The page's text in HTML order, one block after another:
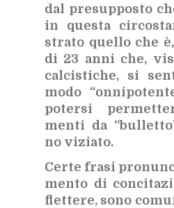
dal pre­sup­po­sto
in que­sta
stra­to quel­lo che
di 23 anni che,
cal­ci­sti­che, si
modo
po­ter­si
men­ti da
no vi­zia­to.
Cer­te fra­si
men­to di
flet­te­re, sono